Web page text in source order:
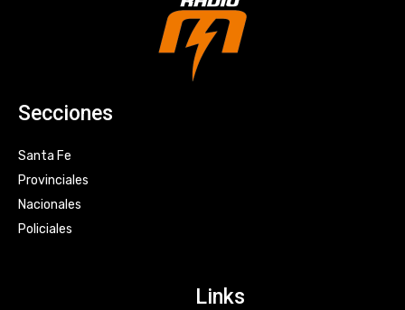
Secciones
Santa Fe
Provinciales
Nacionales
Policiales
Links